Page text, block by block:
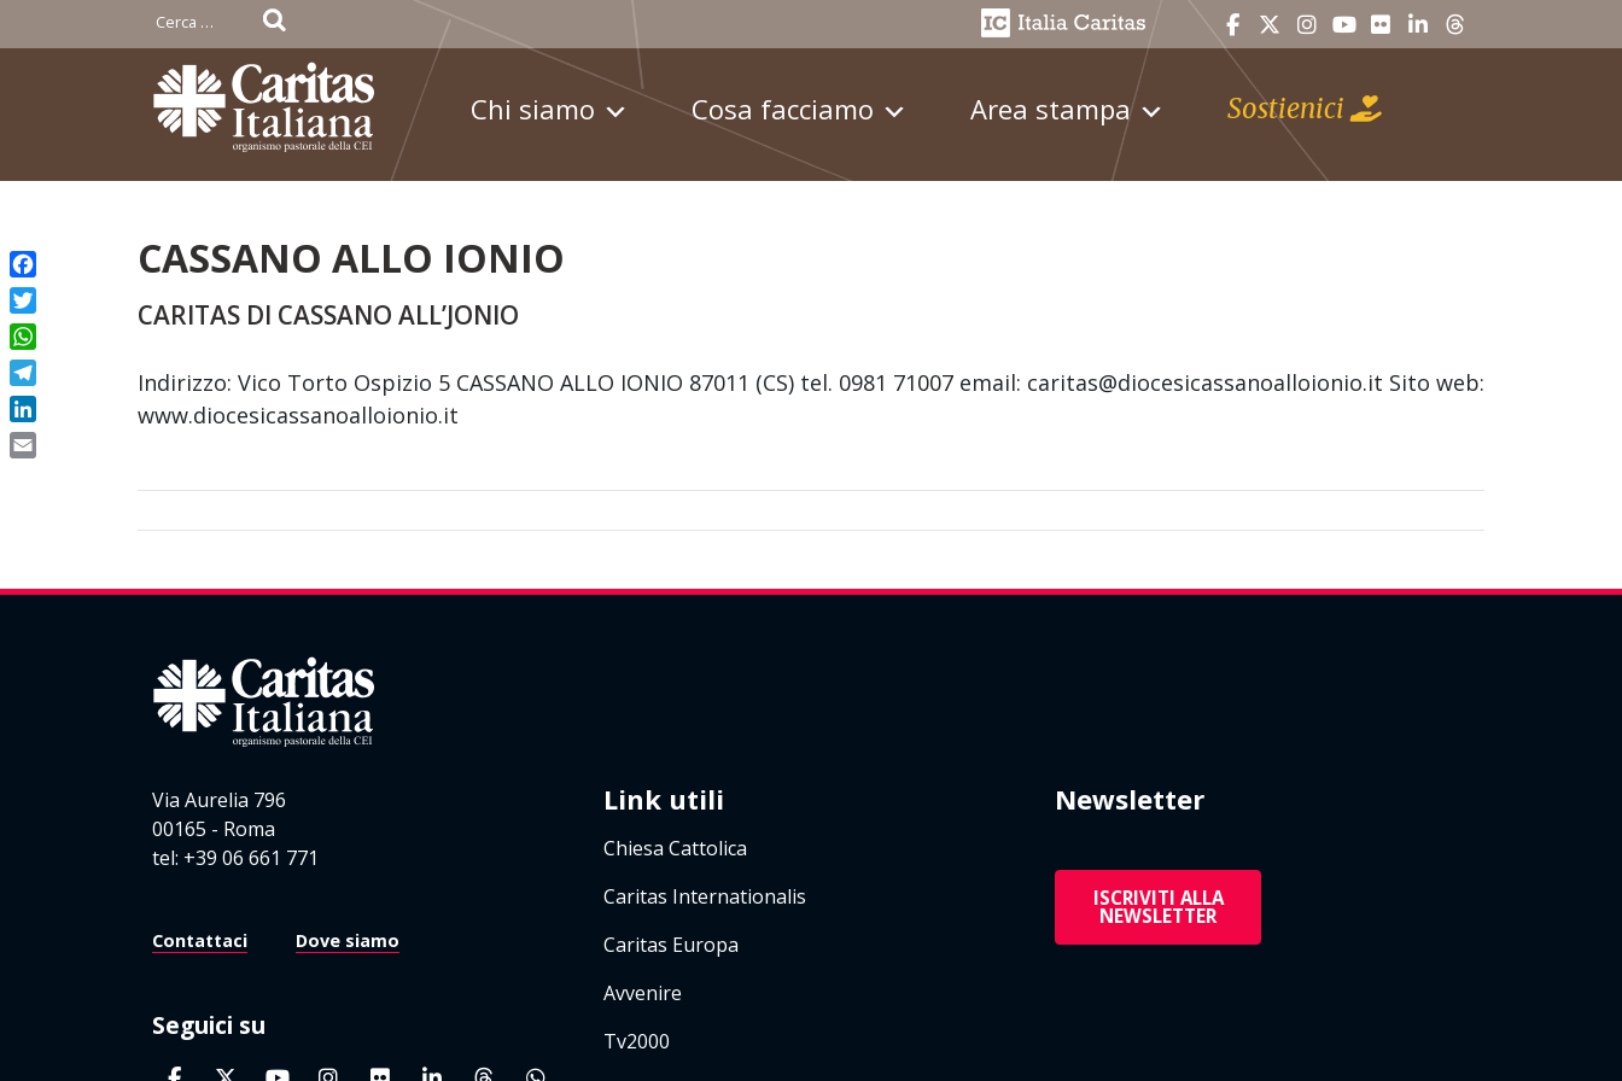
Skip
to
content
Ricerca
per:
Chi siamo Cosa facciamo Area stampa Sostienici
CASSANO ALLO IONIO
CARITAS DI CASSANO ALL’JONIO
Indirizzo: Vico Torto Ospizio 5 CASSANO ALLO IONIO 87011 (CS) tel. 0981 71007 email: caritas@diocesicassanoalloionio.it Sito web:
www.diocesicassanoalloionio.it
Via Aurelia 796
00165 - Roma
tel: +39 06 661 771
Contattaci Dove siamo
Seguici su
Link utili
Chiesa Cattolica
Caritas Internationalis
Caritas Europa
Avvenire
Tv2000
Newsletter
ISCRIVITI ALLA
NEWSLETTER
Facebook
Twitter
WhatsApp
Telegram
LinkedIn